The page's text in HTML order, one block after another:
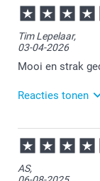
Tim Lepelaar,
03-04-2026
Mooi en strak
Reacties tonen
07-04-
15:14
Bedankt
AS,